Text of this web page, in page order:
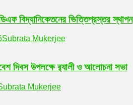
বিদ্যানিকেতনের ভিত্তিপ্রস্তর স্থাপন
Subrata Mukerjee
দিবস উপলক্ষে র‌্যালী ও আলোচনা সভা
Mukerjee